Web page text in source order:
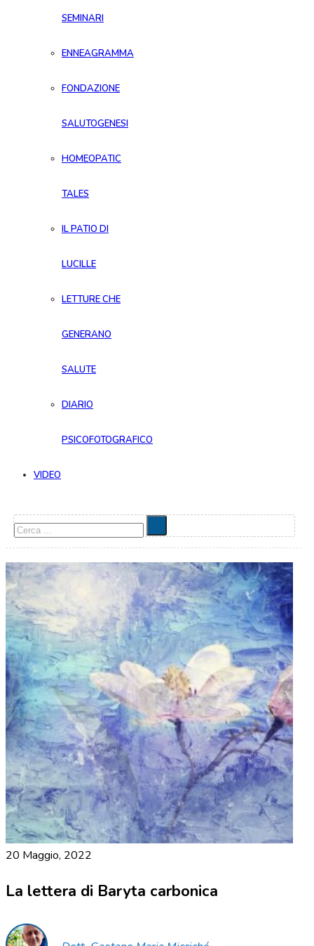
SEMINARI
ENNEAGRAMMA
FONDAZIONE
SALUTOGENESI
HOMEOPATIC
TALES
IL PATIO DI
LUCILLE
LETTURE CHE
GENERANO
SALUTE
DIARIO
PSICOFOTOGRAFICO
VIDEO
Cerca
20 Maggio, 2022
La lettera di Baryta carbonica